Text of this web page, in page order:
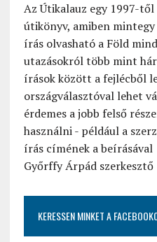
Az Útikalauz egy 1997-
útikönyv, amiben mintegy
írás olvasható a Föld
utazásokról több mint
írások között a fejlécből
országválasztóval lehet
érdemes a jobb felső
használni - például a
írás címének a beírásával
Győrffy Árpád szerkesztő
KERESSEN MINKET A